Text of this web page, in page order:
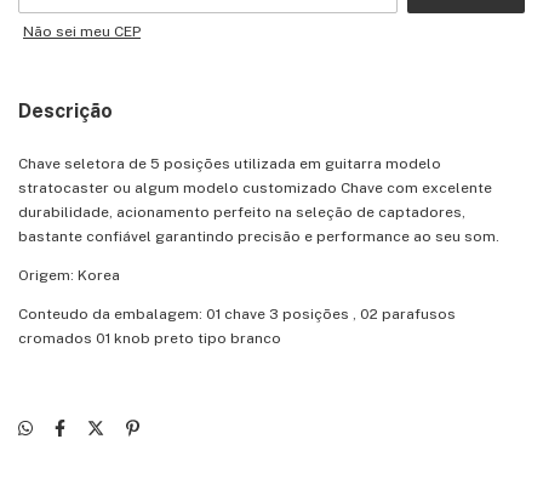
Não sei meu CEP
Descrição
Chave seletora de 5 posições utilizada em guitarra modelo
stratocaster ou algum modelo customizado Chave com excelente
durabilidade, acionamento perfeito na seleção de captadores,
bastante confiável garantindo precisão e performance ao seu som.
Origem: Korea
Conteudo da embalagem: 01 chave 3 posições , 02 parafusos
cromados 01 knob preto tipo branco